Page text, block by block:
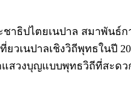
าธิปไตยเนปาล สมาพัน
ยวเนปาลเชิงวิถีพุทธในปี
สวงบุญแบบพุทธวิถีที่สะด